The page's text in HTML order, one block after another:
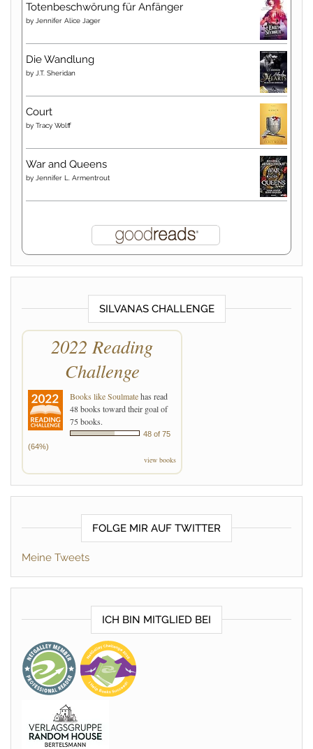
Totenbeschwörung für Anfänger
by Jennifer Alice Jager
Die Wandlung
by J.T. Sheridan
Court
by Tracy Wolff
War and Queens
by Jennifer L. Armentrout
SILVANAS CHALLENGE
2022 Reading
Challenge
Books like Soulmatehas read
48 books toward their goal of
75 books.
48 of 75
(64%)
view books
FOLGE MIR AUF TWITTER
Meine Tweets
ICH BIN MITGLIED BEI